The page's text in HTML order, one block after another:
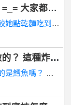
長至7月15日
女人話題- 大家都怎麼拿筷
她點乾麵吃到一
女人話題- 這種炸魚排是什
是鱈魚嗎？ 還是多